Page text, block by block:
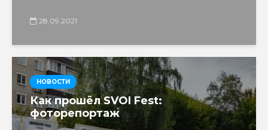
28.09.2021
НОВОСТИ
Как прошёл SVOI Fest:
фоторепортаж